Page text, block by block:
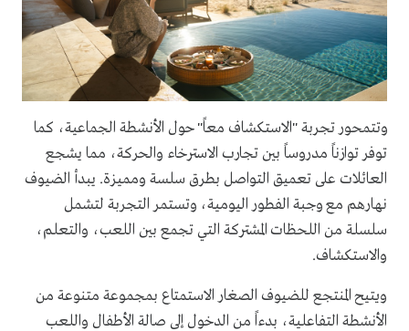
وتتمحور تجربة "الاستكشاف معاً" حول الأنشطة الجماعية، كما
توفر توازناً مدروساً بين تجارب الاسترخاء والحركة، مما يشجع
العائلات على تعميق التواصل بطرق سلسة ومميزة. يبدأ الضيوف
نهارهم مع وجبة الفطور اليومية، وتستمر التجربة لتشمل
سلسلة من اللحظات المشتركة التي تجمع بين اللعب، والتعلم،
والاستكشاف.
ويتيح المنتجع للضيوف الصغار الاستمتاع بمجموعة متنوعة من
الأنشطة التفاعلية، بدءاً من الدخول إلى صالة الأطفال واللعب